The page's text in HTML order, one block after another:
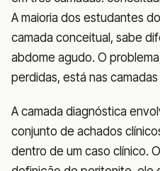
A maioria dos estudantes
camada conceitual, sabe
abdome agudo. O
perdidas, está nas
A camada diagnóstica
conjunto de achados
dentro de um caso clínico.